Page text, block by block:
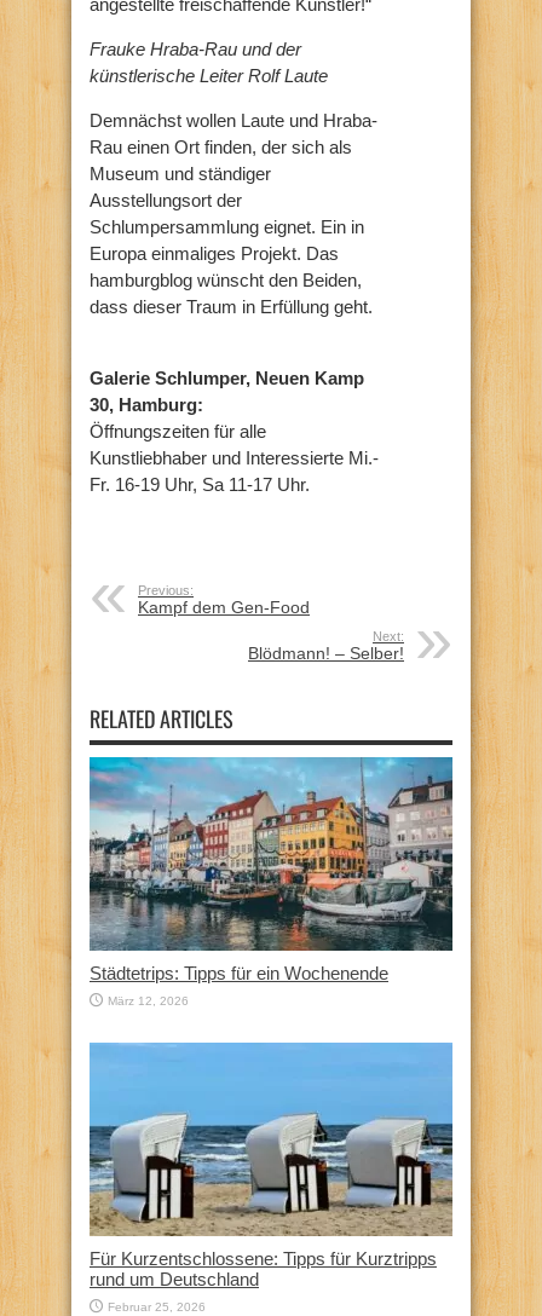
Frauke Hraba-Rau und der
künstlerische Leiter Rolf Laute
Demnächst wollen Laute und Hraba-
Rau einen Ort finden, der sich als
Museum und ständiger
Ausstellungsort der
Schlumpersammlung eignet. Ein in
Europa einmaliges Projekt. Das
hamburgblog wünscht den Beiden,
dass dieser Traum in Erfüllung geht.
Galerie Schlumper, Neuen Kamp
30, Hamburg:
Öffnungszeiten für alle
Kunstliebhaber und Interessierte Mi.-
Fr. 16-19 Uhr, Sa 11-17 Uhr.
Previous:
Kampf dem Gen-Food
Next:
Blödmann! – Selber!
RELATED ARTICLES
Städtetrips: Tipps für ein Wochenende
März 12, 2026
Für Kurzentschlossene: Tipps für Kurztripps
rund um Deutschland
Februar 25, 2026